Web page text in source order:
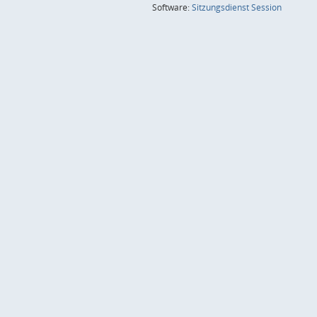
Software:SitzungsdienstSession(Wird in